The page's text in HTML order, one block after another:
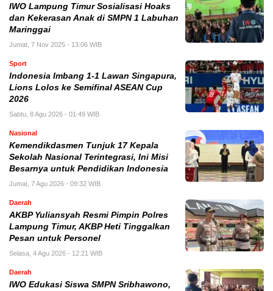
IWO Lampung Timur Sosialisasi Hoaks
dan Kekerasan Anak di SMPN 1 Labuhan
Maringgai
Jumat, 7 Nov 2025 - 13:06 WIB
Sport
Indonesia Imbang 1-1 Lawan Singapura,
Lions Lolos ke Semifinal ASEAN Cup
2026
Sabtu, 8 Agu 2026 - 01:49 WIB
Nasional
Kemendikdasmen Tunjuk 17 Kepala
Sekolah Nasional Terintegrasi, Ini Misi
Besarnya untuk Pendidikan Indonesia
Jumat, 7 Agu 2026 - 09:32 WIB
Daerah
AKBP Yuliansyah Resmi Pimpin Polres
Lampung Timur, AKBP Heti Tinggalkan
Pesan untuk Personel
Selasa, 4 Agu 2026 - 12:21 WIB
Daerah
IWO Edukasi Siswa SMPN Sribhawono,